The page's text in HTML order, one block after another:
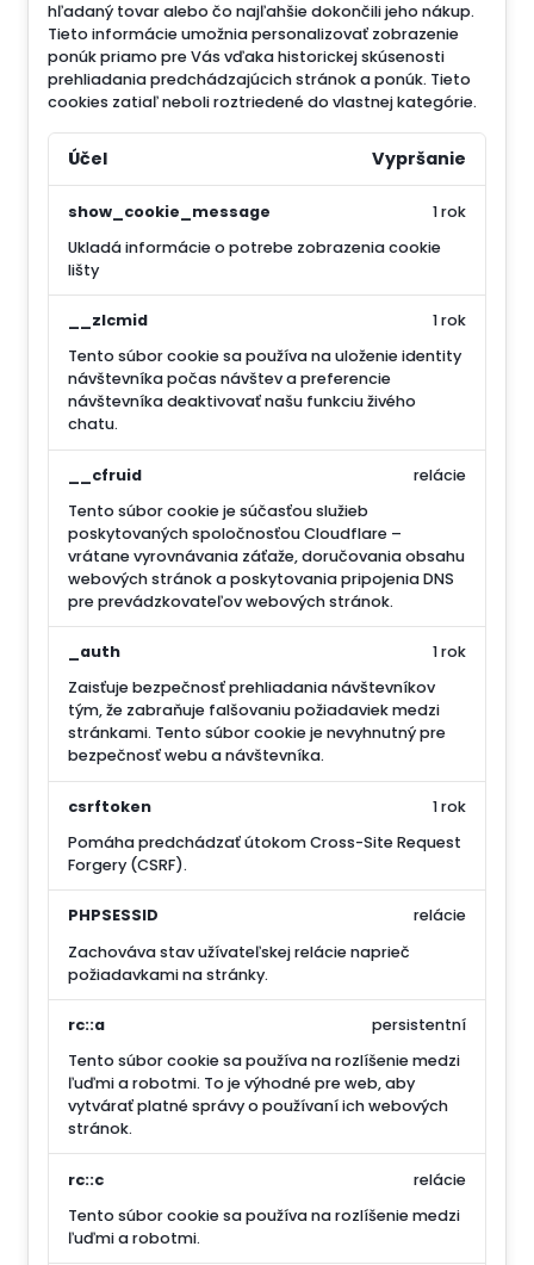
hľadaný tovar alebo čo najľahšie dokončili jeho nákup.
Tieto informácie umožnia personalizovať zobrazenie
ponúk priamo pre Vás vďaka historickej skúsenosti
prehliadania predchádzajúcich stránok a ponúk. Tieto
cookies zatiaľ neboli roztriedené do vlastnej kategórie.
Účel Vypršanie
show_cookie_message
Ukladá informácie o potrebe zobrazenia cookie
lišty
1 rok
__zlcmid
Tento súbor cookie sa používa na uloženie identity
návštevníka počas návštev a preferencie
návštevníka deaktivovať našu funkciu živého
chatu.
1 rok
__cfruid
Tento súbor cookie je súčasťou služieb
poskytovaných spoločnosťou Cloudflare –
vrátane vyrovnávania záťaže, doručovania obsahu
webových stránok a poskytovania pripojenia DNS
pre prevádzkovateľov webových stránok.
relácie
_auth
Zaisťuje bezpečnosť prehliadania návštevníkov
tým, že zabraňuje falšovaniu požiadaviek medzi
stránkami. Tento súbor cookie je nevyhnutný pre
bezpečnosť webu a návštevníka.
1 rok
csrftoken
Pomáha predchádzať útokom Cross-Site Request
Forgery (CSRF).
1 rok
PHPSESSID
Zachováva stav užívateľskej relácie naprieč
požiadavkami na stránky.
relácie
rc::a
Tento súbor cookie sa používa na rozlíšenie medzi
ľuďmi a robotmi. To je výhodné pre web, aby
vytvárať platné správy o používaní ich webových
stránok.
persistentní
rc::c
Tento súbor cookie sa používa na rozlíšenie medzi
ľuďmi a robotmi.
relácie